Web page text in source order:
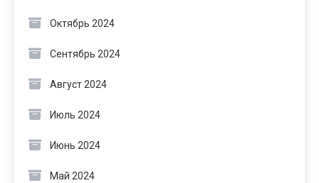
Октябрь 2024
Сентябрь 2024
Август 2024
Июль 2024
Июнь 2024
Май 2024